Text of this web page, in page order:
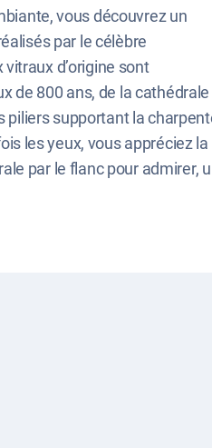
vous découvrez un
par le célèbre
d’origine sont
de 800 ans, de la
piliers supportant la
les yeux, vous appréciez
par le flanc pour admirer,